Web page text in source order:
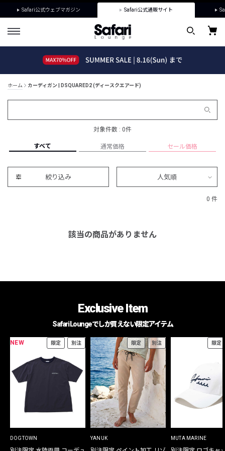
Safari公式ウェブマガジン Safari公式通販サイト
ホーム カーディガン | DSQUARED2 (ディースクエアード)
対象件数 : 0件
すべて 通常価格 セール価格
絞り込み 人気順
0 件
該当の商品がありません
Exclusive Item
Safari Loungeでしか買えない限定アイテム
NEW 限定 別注
DOGTOWN
限定 別注
YANUK
限定
MUTA MARINE